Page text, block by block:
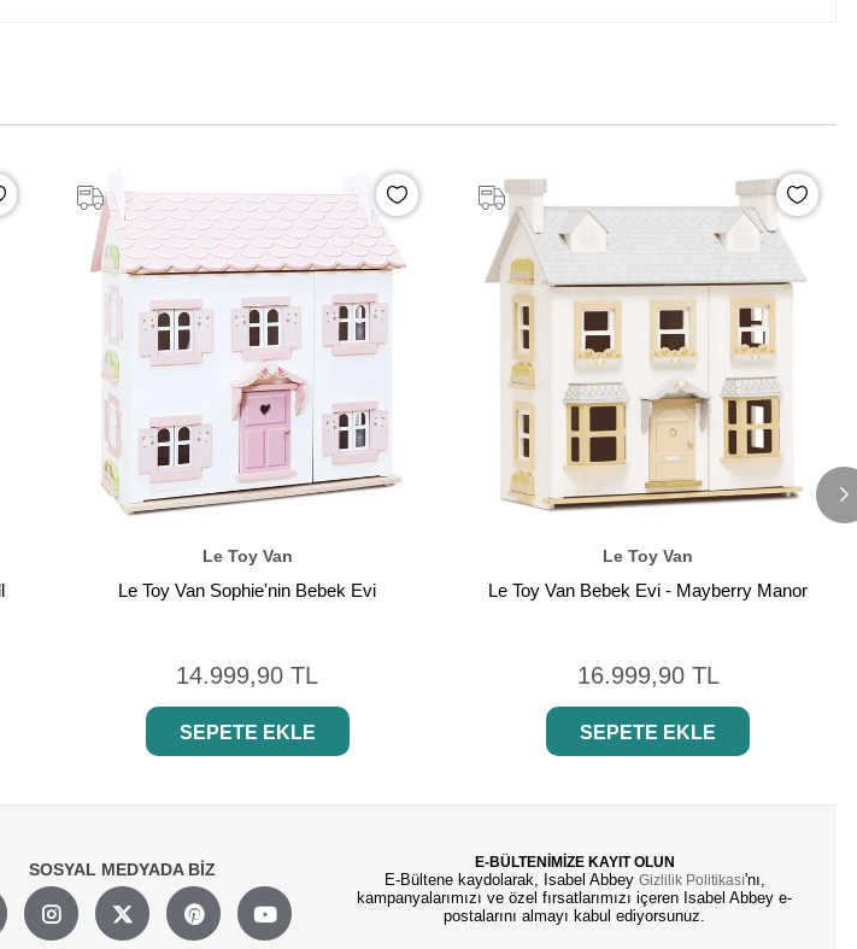
Le Toy Van
Le Toy Van Sophie'nin Bebek Evi
14.999,90 TL
SEPETE EKLE
Le Toy Van
Le Toy Van Bebek Evi - Mayberry Manor
16.999,90 TL
SEPETE EKLE
SOSYAL MEDYADA BİZ E-BÜLTENİMİZE KAYIT OLUN
E-Bültene kaydolarak, Isabel Abbey Gizlilik Politikası'nı,
kampanyalarımızı ve özel fırsatlarımızı içeren Isabel Abbey e-
postalarını almayı kabul ediyorsunuz.